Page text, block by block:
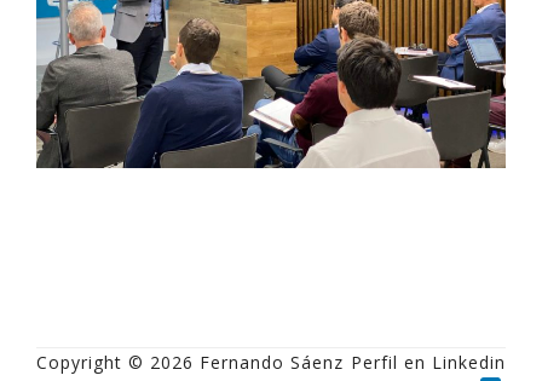
Copyright © 2026 Fernando Sáenz Perfil en Linkedin